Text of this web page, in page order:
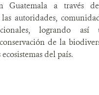
Guatemala a través
autoridades,
logrando así
de la
del país.